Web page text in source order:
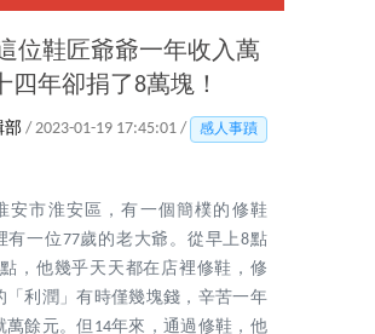
位鞋匠爺爺一年收入萬
四年卻捐了8萬塊！
部 / 2023-01-19 17:45:01 / 感人事蹟
安市淮安區，有一個簡樸的修鞋
有一位77歲的老大爺。從早上8點
，他幾乎天天都在店裡修鞋，修
「利潤」有時僅幾塊錢，辛苦一年
萬餘元。但14年來，通過修鞋，他